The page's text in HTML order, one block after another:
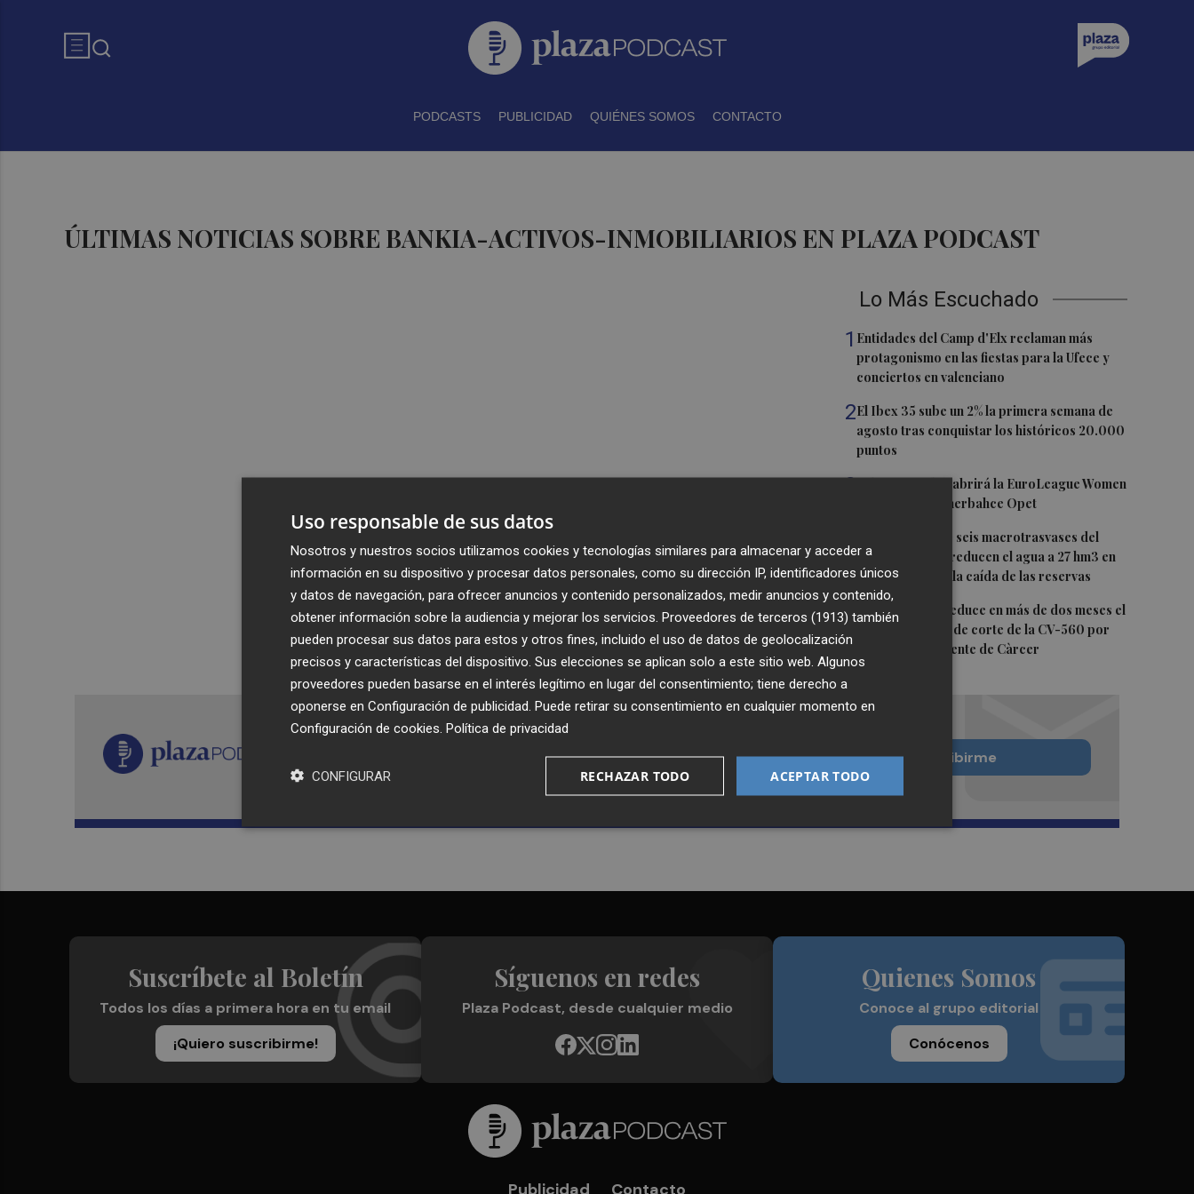
PODCASTS PUBLICIDAD QUIÉNES SOMOS CONTACTO
ÚLTIMAS NOTICIAS SOBRE BANKIA-ACTIVOS-INMOBILIARIOS EN PLAZA PODCAST
Lo Más Escuchado
1 Entidades del Camp d'Elx reclaman más
protagonismo en las fiestas para la Ufece y
conciertos en valenciano
2El Ibex 35 sube un 2% la primera semana de
agosto tras conquistar los históricos 20.000
puntos
3Valencia Basket abrirá la EuroLeague Women
en casa ante Fenerbahce Opet
Fin a la racha de seis macrotrasvases del
Tajo al Segura: reducen el agua a 27 hm3 en
septiembre por la caída de las reservas
5 La Diputación reduce en más de dos meses el
tiempo previsto de corte de la CV-560 por
las obras del puente de Càrcer
Recibe toda la actualidad de
Plaza Podcast en tu correo
Quiero suscribirme
Suscríbete al Boletín
Todos los días a primera hora en tu email
¡Quiero suscribirme!
Síguenos en redes
Plaza Podcast, desde cualquier medio
Quienes Somos
Conoce al grupo editorial
Conócenos
Publicidad Contacto
Uso responsable de sus datos
Nosotros y nuestros socios utilizamos cookies y tecnologías similares para almacenar y acceder a
información en su dispositivo y procesar datos personales, como su dirección IP, identificadores únicos
y datos de navegación, para ofrecer anuncios y contenido personalizados, medir anuncios y contenido,
obtener información sobre la audiencia y mejorar los servicios. Proveedores de terceros (1913) también
pueden procesar sus datos para estos y otros fines, incluido el uso de datos de geolocalización
precisos y características del dispositivo. Sus elecciones se aplican solo a este sitio web. Algunos
proveedores pueden basarse en el interés legítimo en lugar del consentimiento; tiene derecho a
oponerse en Configuración de publicidad . Puede retirar su consentimiento en cualquier momento en
Configuración de cookies Política de privacidad
ACEPTAR TODO
RECHAZAR TODO
CONFIGURAR